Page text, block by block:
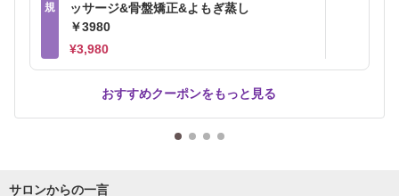
規
ッサージ&骨盤矯正&よもぎ蒸し
￥3980
¥3,980
おすすめクーポンをもっと見る
サロンからの一言